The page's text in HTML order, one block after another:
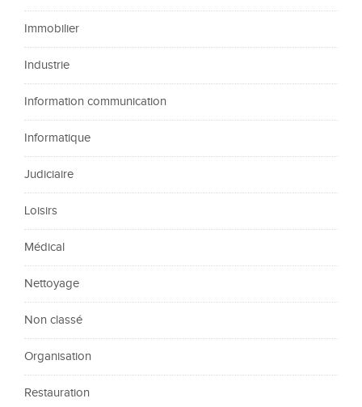
Immobilier
Industrie
Information communication
Informatique
Judiciaire
Loisirs
Médical
Nettoyage
Non classé
Organisation
Restauration